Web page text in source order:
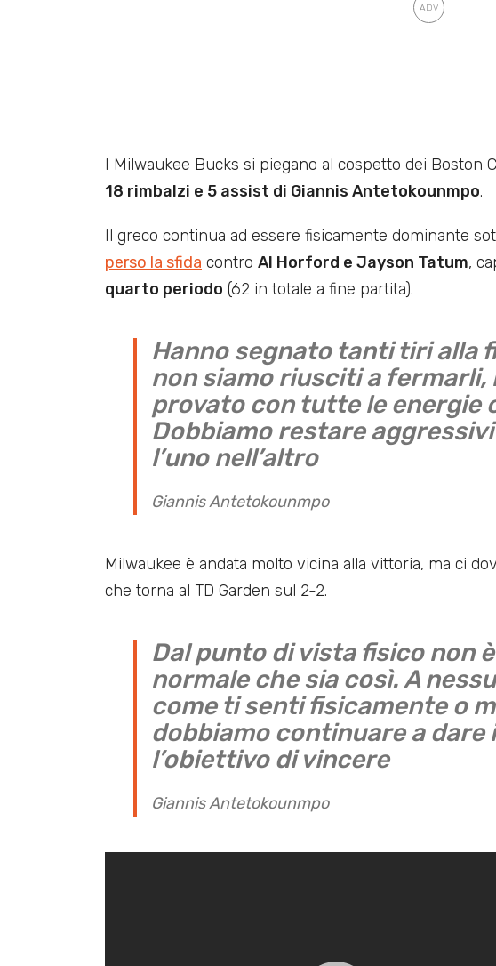
I Milwaukee Bucks si piegano al cospetto dei Boston
18 rimbalzi e 5 assist di Giannis Antetokounmpo.
Il greco continua ad essere fisicamente dominante
perso la sfida contro Al Horford e Jayson Tatum,
quarto periodo (62 in totale a fine partita).
Hanno segnato tanti tiri alla
non siamo riusciti a fermarli,
provato con tutte le energie
Dobbiamo restare
l’uno nell’altro
Giannis Antetokounmpo
Milwaukee è andata molto vicina alla vittoria, ma ci
che torna al TD Garden sul 2-2.
Dal punto di vista fisico non
normale che sia così. A
come ti senti fisicamente o
dobbiamo continuare a dare
l’obiettivo di vincere
Giannis Antetokounmpo